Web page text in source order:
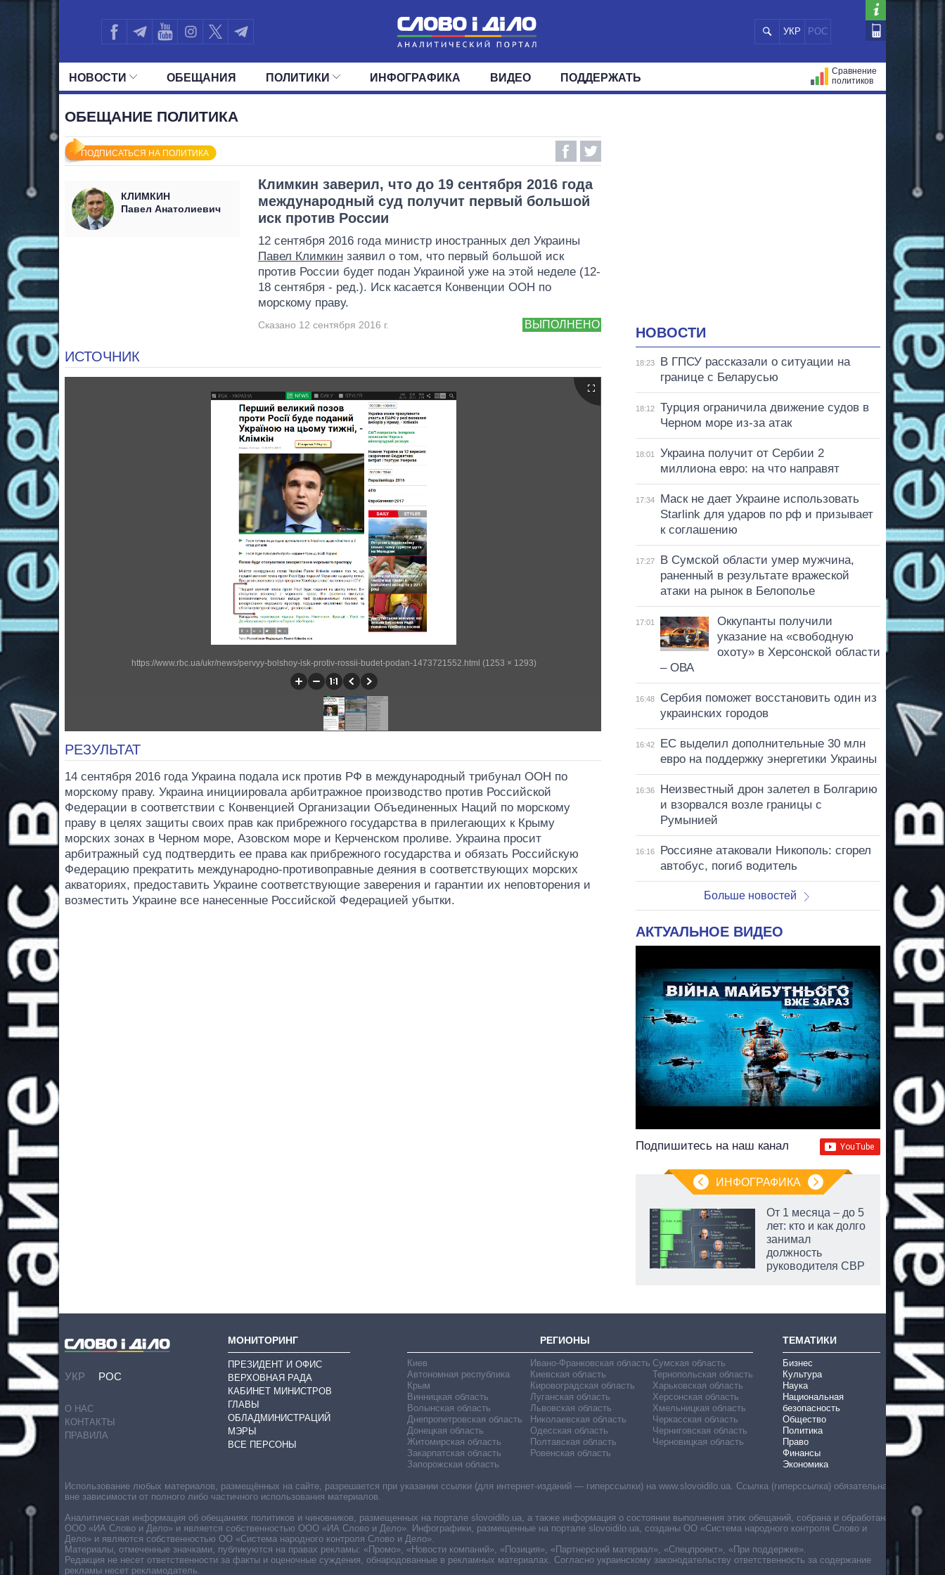
УКР РОС
НОВОСТИ
МИР
ОБЕЩАНИЯ ПОЛИТИКИ
ОКРУГА
ИНФОГРАФИКА ВИДЕО ПОДДЕРЖАТЬ
Сравнение
политиков
ОБЕЩАНИЕ ПОЛИТИКА
ПОДПИСАТЬСЯ НА ПОЛИТИКА
КЛИМКИН
Павел Анатолиевич
Климкин заверил, что до 19 сентября 2016 года
международный суд получит первый большой
иск против России
12 сентября 2016 года министр иностранных дел Украины
Павел Климкинзаявил о том, что первый большой иск
против России будет подан Украиной уже на этой неделе (12-
18 сентября - ред.). Иск касается Конвенции ООН по
морскому праву.
ВЫПОЛНЕНО
Сказано 12 сентября 2016 г.
ИСТОЧНИК
https://www.rbc.ua/ukr/news/pervyy-bolshoy-isk-protiv-rossii-budet-podan-1473721552.html (1253 × 1293)
РЕЗУЛЬТАТ
14 сентября 2016 года Украина подала иск против РФ в международный трибунал ООН по
морскому праву. Украина инициировала арбитражное производство против Российской
Федерации в соответствии с Конвенцией Организации Объединенных Наций по морскому
праву в целях защиты своих прав как прибрежного государства в прилегающих к Крыму
морских зонах в Черном море, Азовском море и Керченском проливе. Украина просит
арбитражный суд подтвердить ее права как прибрежного государства и обязать Российскую
Федерацию прекратить международно-противоправные деяния в соответствующих морских
акваториях, предоставить Украине соответствующие заверения и гарантии их неповторения и
возместить Украине все нанесенные Российской Федерацией убытки.
НОВОСТИ
18:23
В ГПСУ рассказали о ситуации на
границе с Беларусью
18:12
Турция ограничила движение судов в
Черном море из-за атак
18:01
Украина получит от Сербии 2
миллиона евро: на что направят
17:34
Маск не дает Украине использовать
Starlink для ударов по рф и призывает
к соглашению
17:27
В Сумской области умер мужчина,
раненный в результате вражеской
атаки на рынок в Белополье
17:01
Оккупанты получили
указание на «свободную
охоту» в Херсонской области
– ОВА
16:48
Сербия поможет восстановить один из
украинских городов
16:42
ЕС выделил дополнительные 30 млн
евро на поддержку энергетики Украины
16:36
Неизвестный дрон залетел в Болгарию
и взорвался возле границы с
Румынией
16:16
Россияне атаковали Никополь: сгорел
автобус, погиб водитель
Больше новостей
АКТУАЛЬНОЕ ВИДЕО
Подпишитесь на наш канал
ИНФОГРАФИКА
От 1 месяца – до 5
лет: кто и как долго
занимал
должность
руководителя СВР
УКР РОС
О НАС
КОНТАКТЫ
ПРАВИЛА
МОНИТОРИНГ
ПРЕЗИДЕНТ И ОФИС
ВЕРХОВНАЯ РАДА
КАБИНЕТ МИНИСТРОВ
ГЛАВЫ
ОБЛАДМИНИСТРАЦИЙ
МЭРЫ
ВСЕ ПЕРСОНЫ
РЕГИОНЫ
Киев
Автономная республика
Крым
Винницкая область
Волынская область
Днепропетровская область
Донецкая область
Житомирская область
Закарпатская область
Запорожская область
Ивано-Франковская область
Киевская область
Кировоградская область
Луганская область
Львовская область
Николаевская область
Одесская область
Полтавская область
Ровенская область
Сумская область
Тернопольская область
Харьковская область
Херсонская область
Хмельницкая область
Черкасская область
Черниговская область
Черновицкая область
ТЕМАТИКИ
Бизнес
Культура
Наука
Национальная
безопасность
Общество
Политика
Право
Финансы
Экономика
Использование любых материалов, размещённых на сайте, разрешается при указании ссылки (для интернет-изданий — гиперссылки) на www.slovoidilo.ua. Ссылка (гиперссылка) обязательна
вне зависимости от полного либо частичного использования материалов.
Аналитическая информация об обещаниях политиков и чиновников, размещенных на портале slovoidilo.ua, а также информация о состоянии выполнения этих обещаний, собрана и обработана
ООО «ИА Слово и Дело» и является собственностью ООО «ИА Слово и Дело». Инфографики, размещенные на портале slovoidilo.ua, созданы ОО «Система народного контроля Слово и
Дело» и являются собственностью ОО «Система народного контроля Слово и Дело».
Материалы, отмеченные значками, публикуются на правах рекламы: «Промо», «Новости компаний», «Позиция», «Партнерский материал», «Спецпроект», «При поддержке».
Редакция не несет ответственности за факты и оценочные суждения, обнародованные в рекламных материалах. Согласно украинскому законодательству ответственность за содержание
рекламы несет рекламодатель.